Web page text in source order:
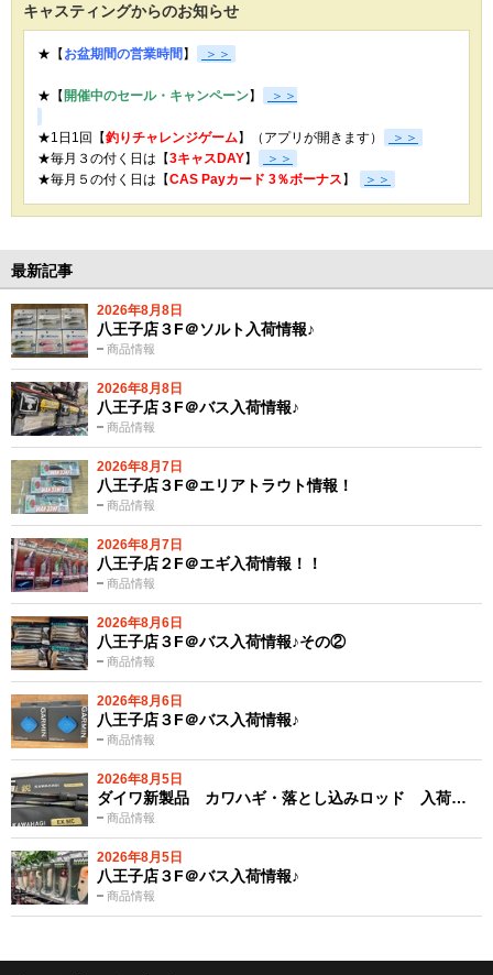
キャスティングからのお知らせ
★【お盆期間の営業時間】 ＞＞
★【開催中のセール・キャンペーン】 ＞＞
★1日1回【釣りチャレンジゲーム】（アプリが開きます）
＞＞
★毎月３の付く日は【3キャスDAY】
＞＞
★毎月５の付く日は【CAS Payカード 3％ボーナス】 ＞＞
最新記事
2026年8月8日
商品情報
八王子店３F＠ソルト入荷情報♪
2026年8月8日
商品情報
八王子店３F＠バス入荷情報♪
2026年8月7日
商品情報
八王子店３F＠エリアトラウト情報！
2026年8月7日
商品情報
八王子店２F＠エギ入荷情報！！
2026年8月6日
商品情報
八王子店３F＠バス入荷情報♪その②
2026年8月6日
商品情報
八王子店３F＠バス入荷情報♪
2026年8月5日
商品情報
ダイワ新製品 カワハギ・落とし込みロッド 入荷…
2026年8月5日
商品情報
八王子店３F＠バス入荷情報♪